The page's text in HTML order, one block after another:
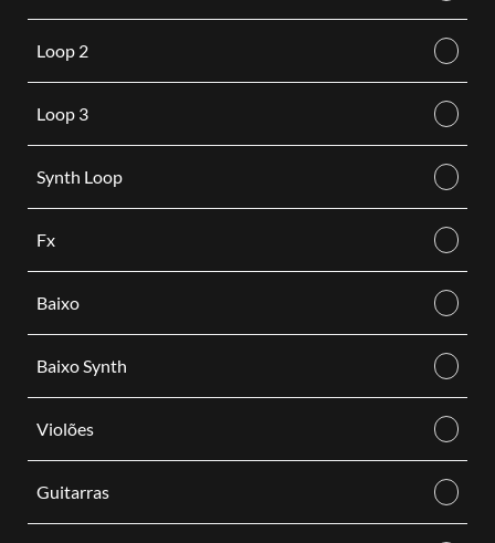
Loop 2
Loop 3
Synth Loop
Fx
Baixo
Baixo Synth
Violões
Guitarras